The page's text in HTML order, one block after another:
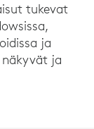
tukevat
ja
ja